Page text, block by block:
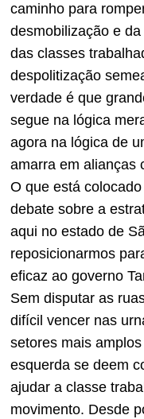
caminho para
desmobilização e
das classes
despolitização
verdade é que
segue na lógica
agora na lógica de
amarra em alianças
O que está
debate sobre a
aqui no estado de
reposicionarmos
eficaz ao governo
Sem disputar as
difícil vencer nas
setores mais
esquerda se deem
ajudar a classe
movimento. Desde